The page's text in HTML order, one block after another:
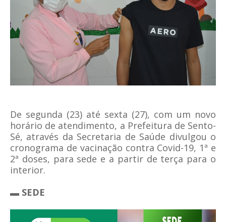
De segunda (23) até sexta (27), com um novo
horário de atendimento, a Prefeitura de Sento-
Sé, através da Secretaria de Saúde divulgou o
cronograma de vacinação contra Covid-19, 1ª e
2ª doses, para sede e a partir de terça para o
interior.
▬ SEDE